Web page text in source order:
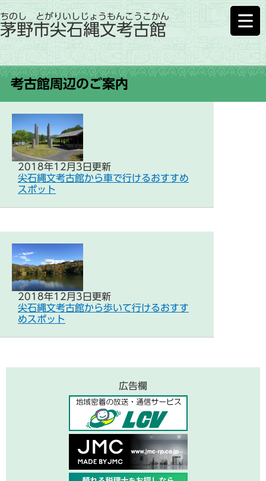
茅野市尖石縄文考古館
ちのし とがりいしじょうもんこうこかん
考古館周辺のご案内
2018年12月3日更新
尖石縄文考古館から車で行けるおすすめ
スポット
2018年12月3日更新
尖石縄文考古館から歩いて行けるおすす
めスポット
広告欄